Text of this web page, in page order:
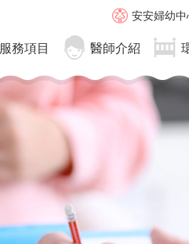
安安婦幼中
服務項目 醫師介紹